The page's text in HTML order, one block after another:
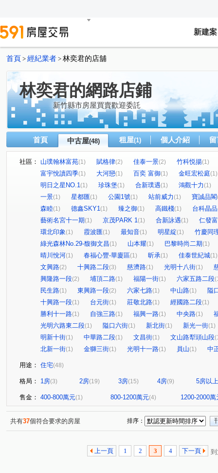
新建案
首頁 > 經紀業者 > 林奕君的店舖
林奕君的網路店鋪
新竹縣市房屋買賣歡迎委託
首頁 中古屋(48) 租屋(1) 個人介紹
社區： 山璞翰林富苑(1) 賦格律(2) 佳泰一景(2) 竹科悦揚(1)
富宇悅讀四季(1) 大河戀(1) 百奕 富御(1) 金旺宏松庭(1)
明日之星NO.1(1) 珍珠堡(1) 合新璞遇(1) 鴻觀十力(1)
一景(1) 星都匯(1) 公園1號(1) 站前威力(1) 寶誠品閣
森睦(1) 德鑫SKY1(1) 臻之御(1) 高鐵棧(1) 台科晶品
藝術名宮十一期(1) 京茂PARK 1(1) 合新詠遇(1)
仁發
環北印象(1) 霞波匯(1) 最知音(1) 明星綻(1)
竹慶同
綠光森林No.29-馥御文昌(1) 山本耀(1) 巴黎時尚二期(1)
晴川悅河(1) 春福心豐-華廈區(1) 昕承(1) 佳泰世紀城(1)
文興路(2) 十興路二段(3) 慈濟路(1) 光明十八街(1)
興隆路一段(2) 埔頂二路(1) 福陽一街(1) 六家五路二段
民生路(1) 東興路一段(2) 六家七路(1) 中山路(1)
隘
十興路一段(1) 台元街(1) 莊敬北路(1) 經國路二段(1)
勝利十一路(1) 自強三路(1) 福興一路(1) 中央路(1)
光明六路東二段(1) 隘口六街(1) 新北街(1) 新光一街(1)
明新十街(1) 中華路二段(1) 文昌街(1) 文山路犁頭山段
北新一街(1) 金獅三街(1) 光明十一路(1) 員山(1) 中
用途： 住宅(48)
格局： 1房(3) 2房(19) 3房(15) 4房(9) 5房以上
售金： 400-800萬元(1) 800-1200萬元(4) 1200-2000萬
共有37個符合要求的房屋 排序：
上一頁 1 2 3 4 下一頁